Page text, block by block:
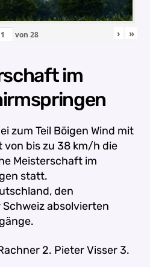
von 28 › »
im
zum Teil Böigen Wind mit
von bis zu 38 km/h die
Meisterschaft im
statt.
den
absolvierten
2. Pieter Visser 3.